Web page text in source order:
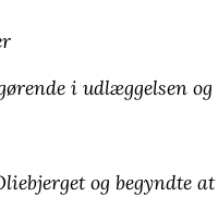
i udlæggelsen
og begyndte